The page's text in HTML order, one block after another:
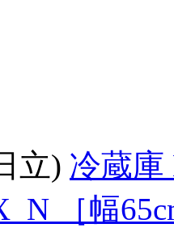
立) 冷蔵
［幅